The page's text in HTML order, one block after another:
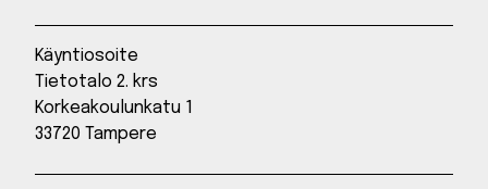
Käyntiosoite
Tietotalo 2. krs
Korkeakoulunkatu 1
33720 Tampere